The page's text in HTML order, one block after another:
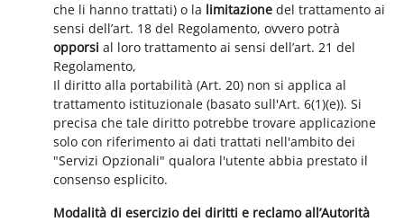
che li hanno trattati) o la limitazione del trattamento ai
sensi dell’art. 18 del Regolamento, ovvero potrà
opporsi al loro trattamento ai sensi dell’art. 21 del
Regolamento,
Il diritto alla portabilità (Art. 20) non si applica al
trattamento istituzionale (basato sull'Art. 6(1)(e)). Si
precisa che tale diritto potrebbe trovare applicazione
solo con riferimento ai dati trattati nell'ambito dei
"Servizi Opzionali" qualora l'utente abbia prestato il
consenso esplicito.
Modalità di esercizio dei diritti e reclamo all’Autorità